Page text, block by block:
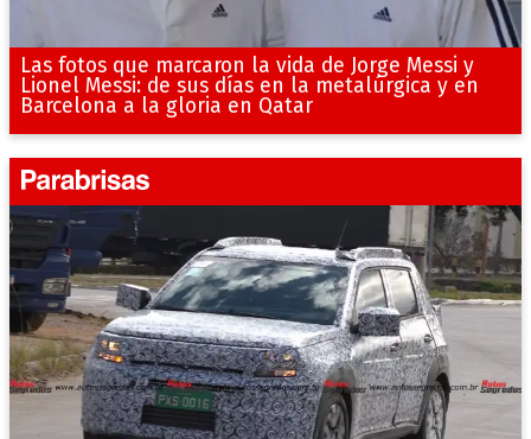
Las fotos que marcaron la vida de Jorge Messi y
Lionel Messi: de sus días en la metalúrgica y en
Barcelona a la gloria en Qatar